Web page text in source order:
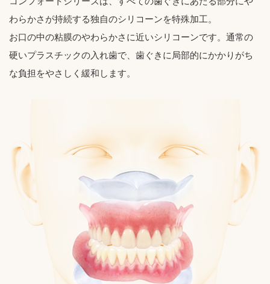
わらかさが持続する独自のシリコーンを特殊加工。
お口の中の粘膜のやわらかさに近いシリコーンです。通常の
硬いプラスチックの入れ歯で、歯ぐきに局部的にかかりがち
な負担をやさしく緩和します。